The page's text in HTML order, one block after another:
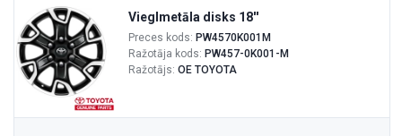
Vieglmetāla disks 18''
Preces kods: PW4570K001M
Ražotāja kods: PW457-0K001-M
Ražotājs: OE TOYOTA